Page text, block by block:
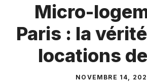
Micro-
Paris : la
locations
NOVEMBRE 14,